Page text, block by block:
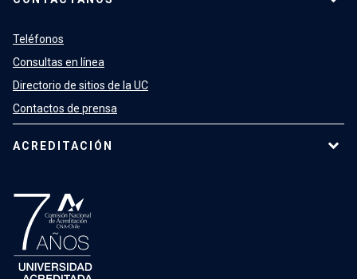
Teléfonos
Consultas en línea
Directorio de sitios de la UC
Contactos de prensa
ACREDITACIÓN